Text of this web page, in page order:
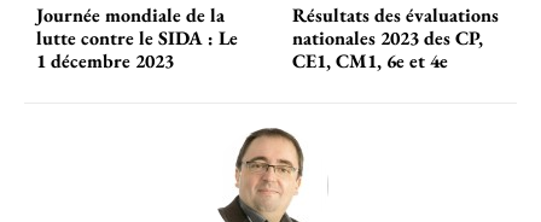
Journée mondiale de la
lutte contre le SIDA : Le
1 décembre 2023
Résultats des évaluations
nationales 2023 des CP,
CE1, CM1, 6e et 4e